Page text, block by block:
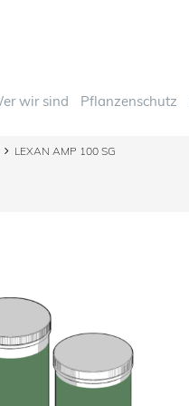
wir sind Pflanzenschutz
LEXAN AMP 100 SG